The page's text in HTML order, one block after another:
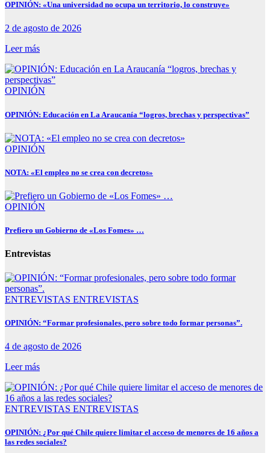
OPINIÓN: «Una universidad no ocupa un territorio, lo construye»
2 de agosto de 2026
Leer más
OPINIÓN
OPINIÓN: Educación en La Araucanía “logros, brechas y perspectivas”
OPINIÓN
NOTA: «El empleo no se crea con decretos»
OPINIÓN
Prefiero un Gobierno de «Los Fomes» …
Entrevistas
ENTREVISTAS ENTREVISTAS
OPINIÓN: “Formar profesionales, pero sobre todo formar personas”.
4 de agosto de 2026
Leer más
ENTREVISTAS ENTREVISTAS
OPINIÓN: ¿Por qué Chile quiere limitar el acceso de menores de 16 años a
las redes sociales?